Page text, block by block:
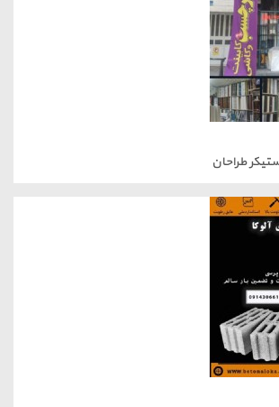
طراحان